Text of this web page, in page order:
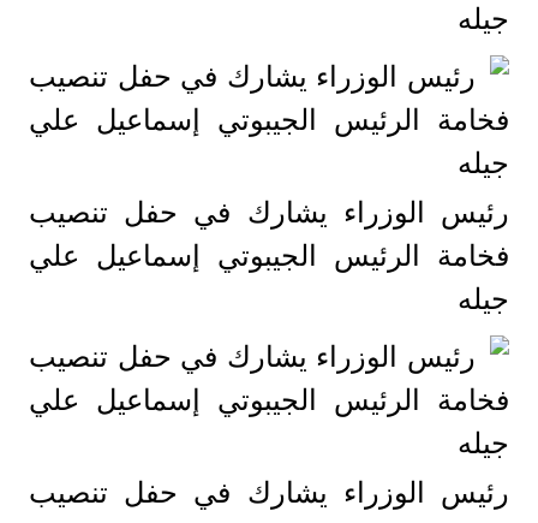
جيله
رئيس الوزراء يشارك في حفل تنصيب
فخامة الرئيس الجيبوتي إسماعيل علي
جيله
رئيس الوزراء يشارك في حفل تنصيب